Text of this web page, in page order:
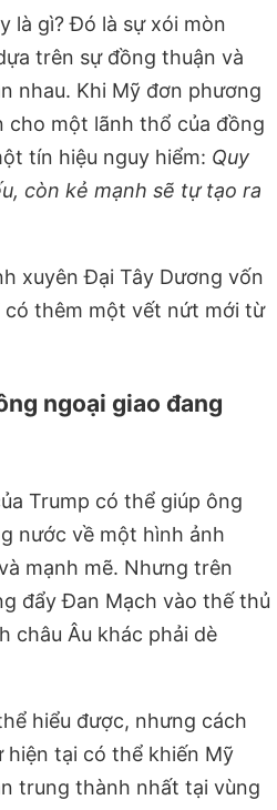
là gì? Đó là sự xói mòn
trên sự đồng thuận và
nhau. Khi Mỹ đơn phương
cho một lãnh thổ của đồng
tín hiệu nguy hiểm: Quy
còn kẻ mạnh sẽ tự tạo ra
xuyên Đại Tây Dương vốn
có thêm một vết nứt mới từ
ngoại giao đang
Trump có thể giúp ông
nước về một hình ảnh
mạnh mẽ. Nhưng trên
đẩy Đan Mạch vào thế thủ
châu Âu khác phải dè
hiểu được, nhưng cách
tại có thể khiến Mỹ
trung thành nhất tại vùng